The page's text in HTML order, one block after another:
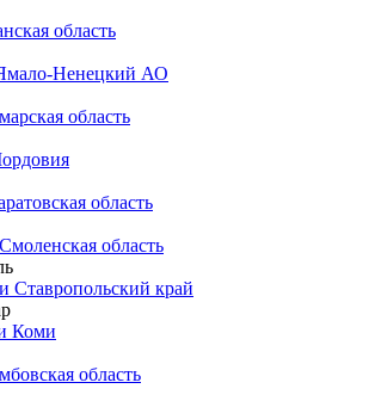
область
Ненецкий АО
область
область
область
Ставропольский край
Коми
область